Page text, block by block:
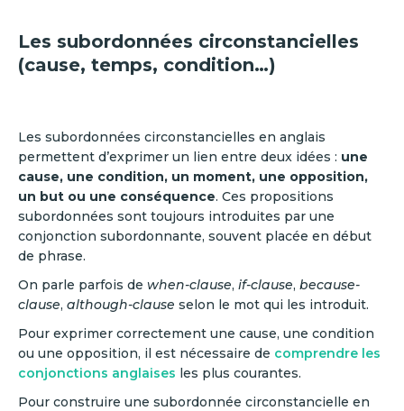
Les subordonnées circonstancielles
(cause, temps, condition…)
Les subordonnées circonstancielles en anglais
permettent d’exprimer un lien entre deux idées : une
cause, une condition, un moment, une opposition,
un but ou une conséquence. Ces propositions
subordonnées sont toujours introduites par une
conjonction subordonnante, souvent placée en début
de phrase.
On parle parfois de when-clause, if-clause, because-
clause, although-clause selon le mot qui les introduit.
Pour exprimer correctement une cause, une condition
ou une opposition, il est nécessaire de comprendre les
conjonctions anglaises les plus courantes.
Pour construire une subordonnée circonstancielle en